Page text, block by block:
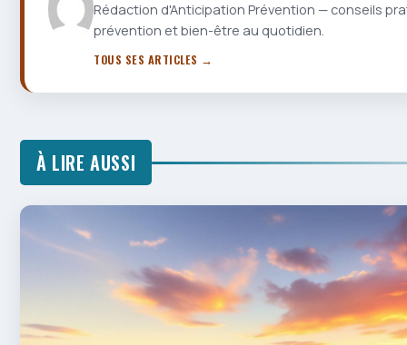
Rédaction d'Anticipation Prévention — conseils
prévention et bien-être au quotidien.
TOUS SES ARTICLES →
À LIRE AUSSI